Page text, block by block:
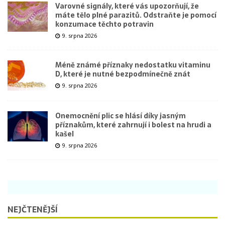
Varovné signály, které vás upozorňují, že
máte tělo plné parazitů. Odstraňte je pomocí
konzumace těchto potravin
9. srpna 2026
Méně známé příznaky nedostatku vitaminu
D, které je nutné bezpodmínečně znát
9. srpna 2026
Onemocnění plic se hlásí díky jasným
příznakům, které zahrnují i bolest na hrudi a
kašel
9. srpna 2026
NEJČTENĚJŠÍ